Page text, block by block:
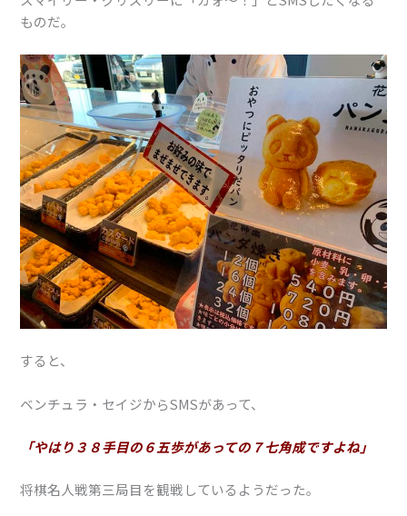
ものだ。
すると、
ベンチュラ・セイジからSMSがあって、
「やはり３８手目の６五歩があっての７七角成ですよね」
将棋名人戦第三局目を観戦しているようだった。